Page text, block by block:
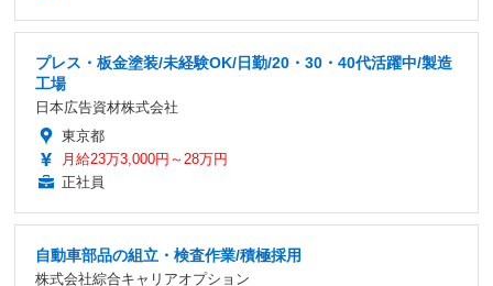
プレス・板金塗装/未経験OK/日勤/20・30・40代活躍中/製造
工場
日本広告資材株式会社
東京都
月給23万3,000円～28万円
正社員
自動車部品の組立・検査作業/積極採用
株式会社綜合キャリアオプション